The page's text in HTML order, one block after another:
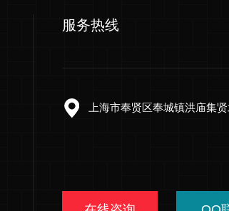
服务热线
上海市奉贤区奉城镇洪庙集